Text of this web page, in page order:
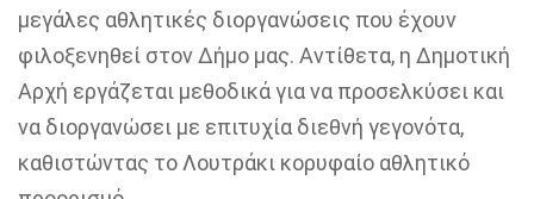
μεγάλες αθλητικές διοργανώσεις που έχουν
φιλοξενηθεί στον Δήμο μας. Αντίθετα, η Δημοτική
Αρχή εργάζεται μεθοδικά για να προσελκύσει και
να διοργανώσει με επιτυχία διεθνή γεγονότα,
καθιστώντας το Λουτράκι κορυφαίο αθλητικό